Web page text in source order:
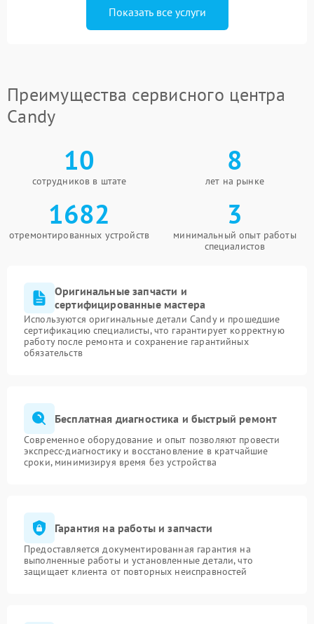
Показать все услуги
Преимущества сервисного центра
Candy
10
сотрудников в штате
8
лет на рынке
1682
отремонтированных устройств
3
минимальный опыт работы
специалистов
Оригинальные запчасти и
сертифицированные мастера
Используются оригинальные детали Candy и прошедшие
сертификацию специалисты, что гарантирует корректную
работу после ремонта и сохранение гарантийных
обязательств
Бесплатная диагностика и быстрый ремонт
Современное оборудование и опыт позволяют провести
экспресс-диагностику и восстановление в кратчайшие
сроки, минимизируя время без устройства
Гарантия на работы и запчасти
Предоставляется документированная гарантия на
выполненные работы и установленные детали, что
защищает клиента от повторных неисправностей